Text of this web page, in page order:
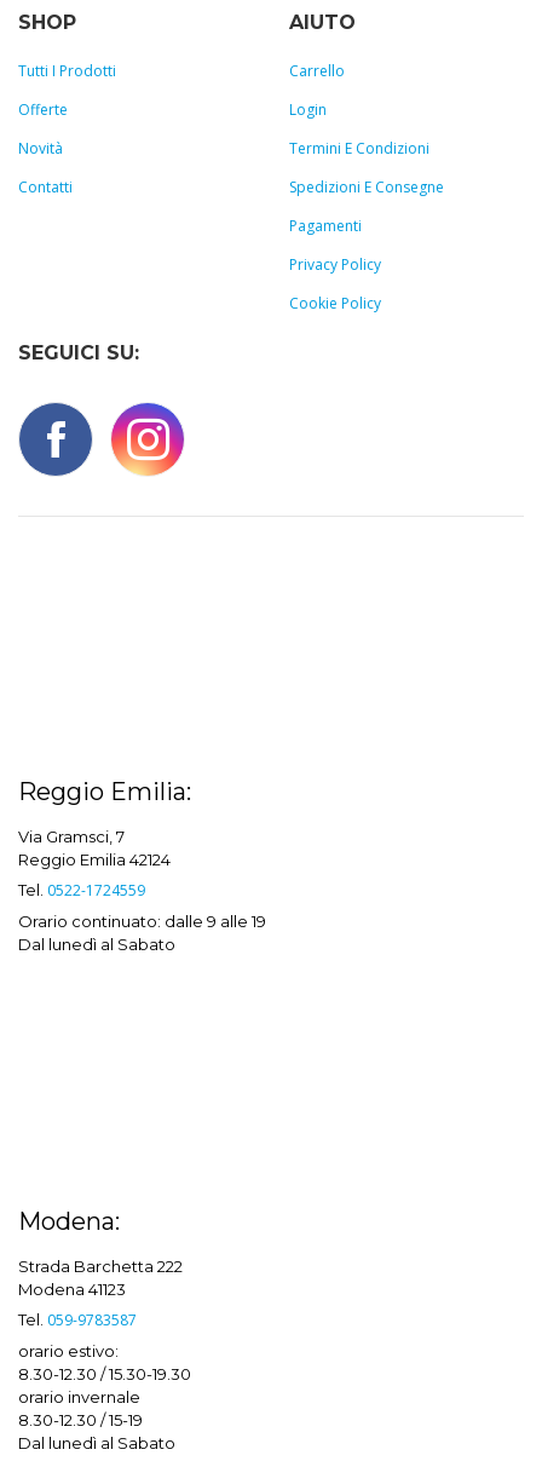
SHOP
Tutti I Prodotti
Offerte
Novità
Contatti
AIUTO
Carrello
Login
Termini E Condizioni
Spedizioni E Consegne
Pagamenti
Privacy Policy
Cookie Policy
SEGUICI SU:
Reggio Emilia:
Via Gramsci, 7
Reggio Emilia 42124
Tel. 0522-1724559
Orario continuato: dalle 9 alle 19
Dal lunedì al Sabato
Modena:
Strada Barchetta 222
Modena 41123
Tel. 059-9783587
orario estivo:
8.30-12.30 / 15.30-19.30
orario invernale
8.30-12.30 / 15-19
Dal lunedì al Sabato